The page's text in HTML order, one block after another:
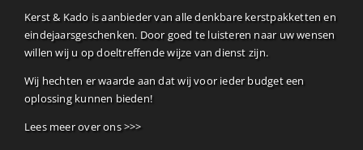
Kerst & Kado is aanbieder van alle denkbare kerstpakketten en
eindejaarsgeschenken. Door goed te luisteren naar uw wensen
willen wij u op doeltreffende wijze van dienst zijn.
Wij hechten er waarde aan dat wij voor ieder budget een
oplossing kunnen bieden!
Lees meer over ons >>>